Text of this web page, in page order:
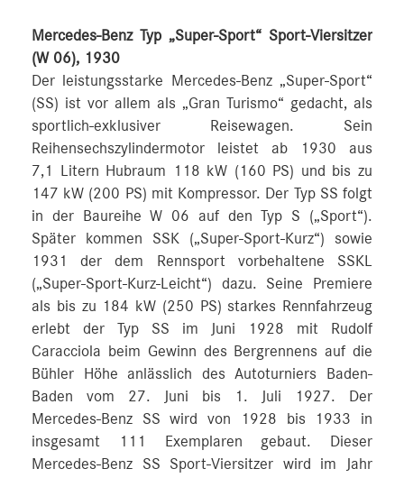
Mercedes-Benz Typ „Super-Sport“ Sport-Viersitzer
(W 06), 1930
Der leistungsstarke Mercedes-Benz „Super-Sport“
(SS) ist vor allem als „Gran Turismo“ gedacht, als
sportlich-exklusiver Reisewagen. Sein
Reihensechszylindermotor leistet ab 1930 aus
7,1 Litern Hubraum 118 kW (160 PS) und bis zu
147 kW (200 PS) mit Kompressor. Der Typ SS folgt
in der Baureihe W 06 auf den Typ S („Sport“).
Später kommen SSK („Super-Sport-Kurz“) sowie
1931 der dem Rennsport vorbehaltene SSKL
(„Super-Sport-Kurz-Leicht“) dazu. Seine Premiere
als bis zu 184 kW (250 PS) starkes Rennfahrzeug
erlebt der Typ SS im Juni 1928 mit Rudolf
Caracciola beim Gewinn des Bergrennens auf die
Bühler Höhe anlässlich des Autoturniers Baden-
Baden vom 27. Juni bis 1. Juli 1927. Der
Mercedes-Benz SS wird von 1928 bis 1933 in
insgesamt 111 Exemplaren gebaut. Dieser
Mercedes-Benz SS Sport-Viersitzer wird im Jahr